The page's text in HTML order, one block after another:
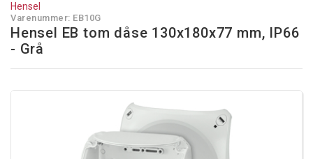
Hensel
Varenummer: EB10G
Hensel EB tom dåse 130x180x77 mm, IP66
- Grå